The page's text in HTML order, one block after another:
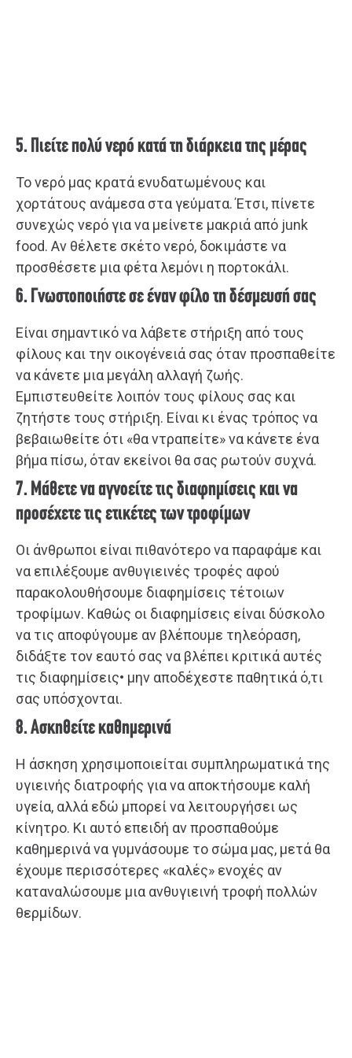
5. Πιείτε πολύ νερό κατά τη διάρκεια της μέρας
Το νερό μας κρατά ενυδατωμένους και
χορτάτους ανάμεσα στα γεύματα. Έτσι, πίνετε
συνεχώς νερό για να μείνετε μακριά από junk
food. Αν θέλετε σκέτο νερό, δοκιμάστε να
προσθέσετε μια φέτα λεμόνι η πορτοκάλι.
6. Γνωστοποιήστε σε έναν φίλο τη δέσμευσή σας
Είναι σημαντικό να λάβετε στήριξη από τους
φίλους και την οικογένειά σας όταν προσπαθείτε
να κάνετε μια μεγάλη αλλαγή ζωής.
Εμπιστευθείτε λοιπόν τους φίλους σας και
ζητήστε τους στήριξη. Είναι κι ένας τρόπος να
βεβαιωθείτε ότι «θα ντραπείτε» να κάνετε ένα
βήμα πίσω, όταν εκείνοι θα σας ρωτούν συχνά.
7. Μάθετε να αγνοείτε τις διαφημίσεις και να
προσέχετε τις ετικέτες των τροφίμων
Οι άνθρωποι είναι πιθανότερο να παραφάμε και
να επιλέξουμε ανθυγιεινές τροφές αφού
παρακολουθήσουμε διαφημίσεις τέτοιων
τροφίμων. Καθώς οι διαφημίσεις είναι δύσκολο
να τις αποφύγουμε αν βλέπουμε τηλεόραση,
διδάξτε τον εαυτό σας να βλέπει κριτικά αυτές
τις διαφημίσεις• μην αποδέχεστε παθητικά ό,τι
σας υπόσχονται.
8. Ασκηθείτε καθημερινά
Η άσκηση χρησιμοποιείται συμπληρωματικά της
υγιεινής διατροφής για να αποκτήσουμε καλή
υγεία, αλλά εδώ μπορεί να λειτουργήσει ως
κίνητρο. Κι αυτό επειδή αν προσπαθούμε
καθημερινά να γυμνάσουμε το σώμα μας, μετά θα
έχουμε περισσότερες «καλές» ενοχές αν
καταναλώσουμε μια ανθυγιεινή τροφή πολλών
θερμίδων.